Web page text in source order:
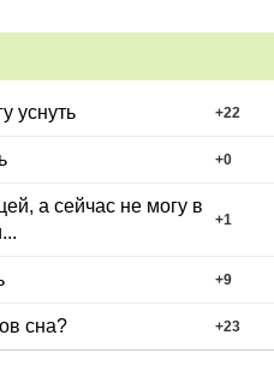
уснуть +22
+0
а сейчас не могу в
+1
+9
сна? +23